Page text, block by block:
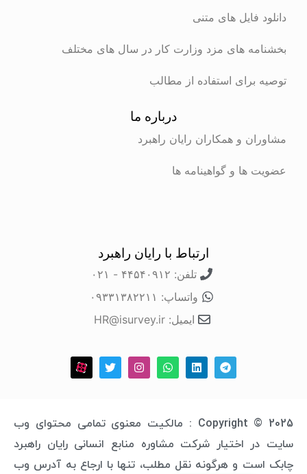
دانلود فایل های متنی
بخشنامه های مزد وزارت کار در سال های مختلف
توصیه برای استفاده از مطالب
درباره ما
مشاوران و همکاران رایان راهبرد
عضویت ها و گواهینامه ها
ارتباط با رایان راهبرد
تلفن: ۴۴۵۴۰۹۱۲ - ۰۲۱
واتساپ: ۰۹۳۳۱۳۸۲۲۱۱
ایمیل: HR@isurvey.ir
Copyright © 2025 : مالکیت معنوی تمامی محتوای وب
سایت در اختیار شرکت مشاوره منابع انسانی رایان راهبرد
چابک است و هرگونه نقل مطلب، تنها با ارجاع به آدرس وب